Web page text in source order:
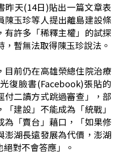
昨天(14日)貼出一篇文章表
陳玉珍等人提出離島建設條
有許多「稀釋主權」的試探
暫無法取得陳玉珍說法。
目前仍在高雄榮總住院治療
復臉書(Facebook)張貼的
付二讀方式跳過審查」，部
建設」不能成為「統戰」
為「賣台」藉口，「如果修
澎湖長遠發展為代價，澎湖
對不會答應」。